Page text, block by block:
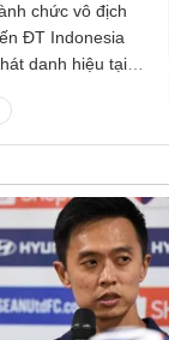
chức vô địch
ĐT Indonesia
danh hiệu tại
tổ chức.